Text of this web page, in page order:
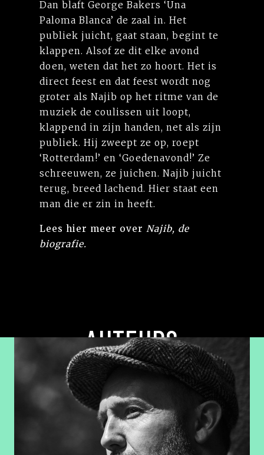
Dan blaft George Bakers ‘Una
Paloma Blanca’ de zaal in. Het
publiek juicht, gaat staan, begint te
klappen. Alsof ze dit elke avond
doen, weten dat het zo hoort. Het is
direct feest en dat feest wordt nog
groter als Najib op het ritme van de
muziek de coulissen uit loopt,
klappend in zijn handen, net als zijn
publiek. Hij zweept ze op, roept
‘Rotterdam!’ en ‘Goedenavond!’ Ze
schreeuwen, ze juichen. Najib juicht
terug, breed lachend. Hier staat een
man die er zin in heeft.
Leeshier meer over Najib, de
biografie.
AUTEURS